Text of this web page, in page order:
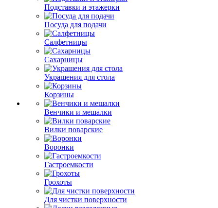
Подставки и этажерки
Посуда для подачи
Салфетницы
Сахарницы
Украшения для стола
Корзины
Венчики и мешалки
Вилки поварские
Воронки
Гастроемкости
Грохоты
Для чистки поверхности